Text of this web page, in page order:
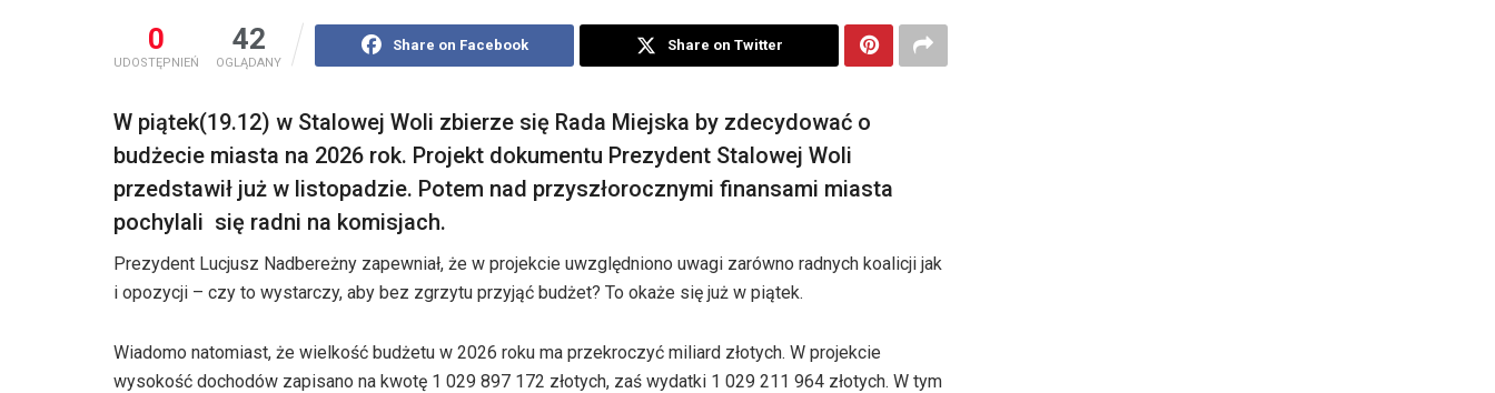
0
UDOSTĘPNIEŃ
42
OGLĄDANY
Share on Facebook Share on Twitter
W piątek(19.12) w Stalowej Woli zbierze się Rada Miejska by zdecydować o
budżecie miasta na 2026 rok. Projekt dokumentu Prezydent Stalowej Woli
przedstawił już w listopadzie. Potem nad przyszłorocznymi finansami miasta
pochylali się radni na komisjach.
Prezydent Lucjusz Nadbereżny zapewniał, że w projekcie uwzględniono uwagi zarówno radnych koalicji jak
i opozycji – czy to wystarczy, aby bez zgrzytu przyjąć budżet? To okaże się już w piątek.
Wiadomo natomiast, że wielkość budżetu w 2026 roku ma przekroczyć miliard złotych. W projekcie
wysokość dochodów zapisano na kwotę 1 029 897 172 złotych, zaś wydatki 1 029 211 964 złotych. W tym